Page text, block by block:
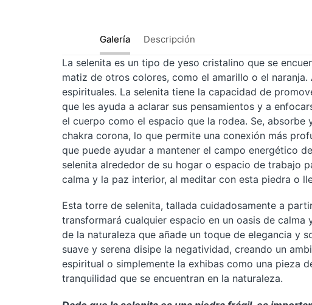
Galería Descripción
La selenita es un tipo de yeso cristalino que se
matiz de otros colores, como el amarillo o el
espirituales. La selenita tiene la capacidad de
que les ayuda a aclarar sus pensamientos y a
el cuerpo como el espacio que la rodea. Se,
chakra corona, lo que permite una conexión más
que puede ayudar a mantener el campo energético
selenita alrededor de su hogar o espacio de trabajo
calma y la paz interior, al meditar con esta piedra o
Esta torre de selenita, tallada cuidadosamente a
transformará cualquier espacio en un oasis de
de la naturaleza que añade un toque de elegancia y
suave y serena disipe la negatividad, creando un
espiritual o simplemente la exhibas como una pieza
tranquilidad que se encuentran en la naturaleza.